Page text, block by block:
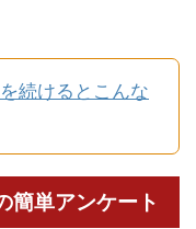
続けるとこんな
簡単アンケート